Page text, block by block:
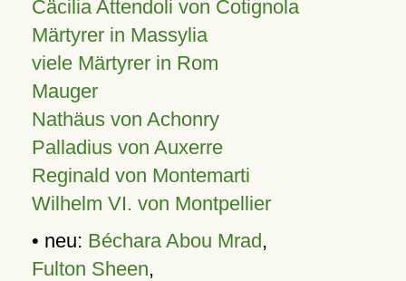
Cäcilia Attendoli von Cotignola
Märtyrer in Massylia
viele Märtyrer in Rom
Mauger
Nathäus von Achonry
Palladius von Auxerre
Reginald von Montemarti
Wilhelm VI. von Montpellier
• neu: Béchara Abou Mrad,
Fulton Sheen,